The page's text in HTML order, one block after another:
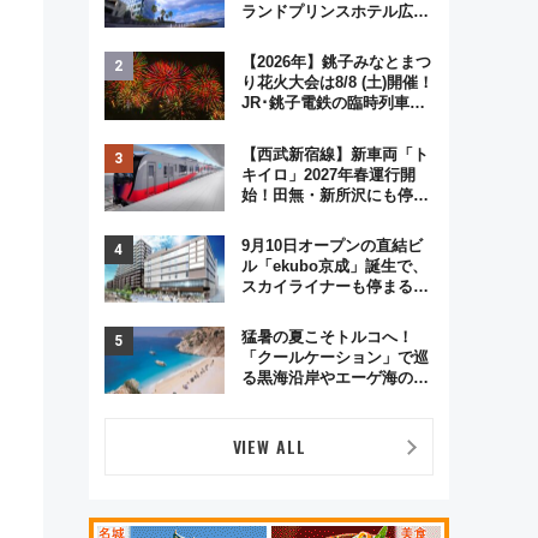
ランドプリンスホテル広島
ジュアルパーティープラン
【2026年】銚子みなとまつ
り花火大会は8/8 (土)開催！
JR･銚子電鉄の臨時列車や
く8,000発の大迫力＆屋台
を満喫
【西武新宿線】新車両「ト
キイロ」2027年春運行開
始！田無・新所沢にも停
弾」も
9月10日オープンの直結ビ
ル「ekubo京成」誕生で、
スカイライナーも停まる巨
変わる？ 全テナント情報も
公開！
猛暑の夏こそトルコへ！
「クールケーション」で巡
る黒海沿岸やエーゲ海の避
オも認める『2026年に訪れ
るべき世界の旅先』
VIEW ALL